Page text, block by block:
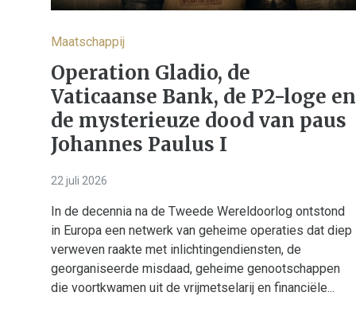
Maatschappij
Operation Gladio, de
Vaticaanse Bank, de P2-loge en
de mysterieuze dood van paus
Johannes Paulus I
22 juli 2026
In de decennia na de Tweede Wereldoorlog ontstond
in Europa een netwerk van geheime operaties dat diep
verweven raakte met inlichtingendiensten, de
georganiseerde misdaad, geheime genootschappen
die voortkwamen uit de vrijmetselarij en financiële...